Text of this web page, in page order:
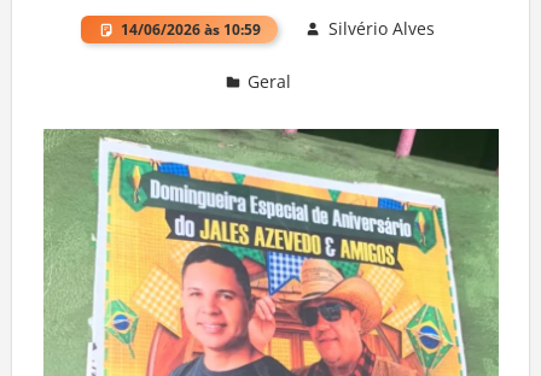
14/06/2026 às 10:59 Silvério Alves
Geral